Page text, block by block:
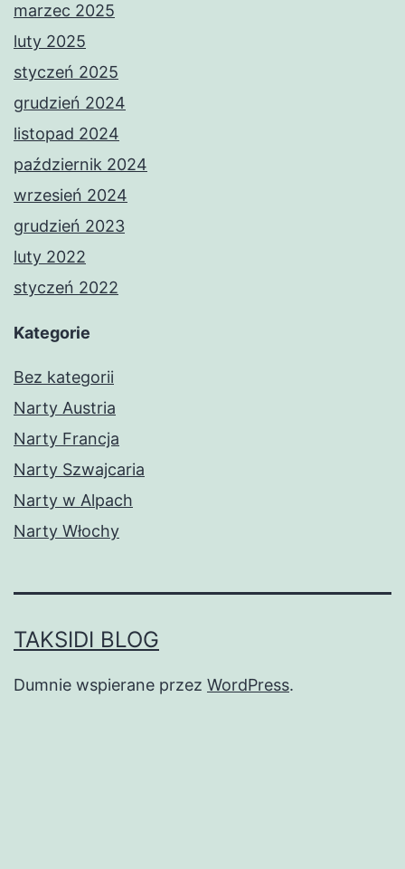
marzec 2025
luty 2025
styczeń 2025
grudzień 2024
listopad 2024
październik 2024
wrzesień 2024
grudzień 2023
luty 2022
styczeń 2022
Kategorie
Bez kategorii
Narty Austria
Narty Francja
Narty Szwajcaria
Narty w Alpach
Narty Włochy
TAKSIDI BLOG
Dumnie wspierane przez WordPress.